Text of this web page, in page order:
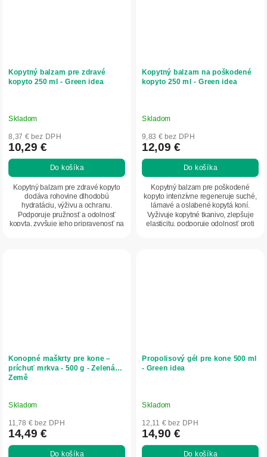
Kopytný balzam pre zdravé
kopyto 250 ml - Green idea
Skladom
8,37 € bez DPH
10,29 €
Do košíka
Kopytný balzam pre zdravé kopyto
dodáva rohovine dlhodobú
hydratáciu, výživu a ochranu.
Podporuje pružnosť a odolnosť
kopyta, zvyšuje jeho pripravenosť na
Kopytný balzam na poškodené
kopyto 250 ml - Green idea
Skladom
9,83 € bez DPH
12,09 €
Do košíka
Kopytný balzam pre poškodené
kopyto intenzívne regeneruje suché,
lámavé a oslabené kopytá koní.
Vyživuje kopytné tkanivo, zlepšuje
elasticitu, podporuje odolnosť proti
Konopné maškrty pre kone –
príchuť mrkva - 500 g - Zelená
Země
Skladom
11,78 € bez DPH
14,49 €
Do košíka
Propolisový gél pre kone 500 ml
- Green idea
Skladom
12,11 € bez DPH
14,90 €
Do košíka